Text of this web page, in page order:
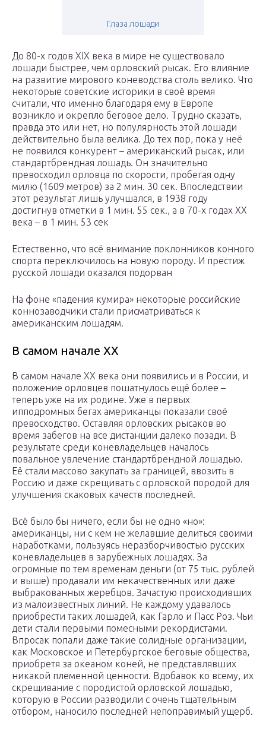
Глаза лошади
До 80-х годов XIX века в мире не существовало
лошади быстрее, чем орловский рысак. Его влияние
на развитие мирового коневодства столь велико. Что
некоторые советские историки в своё время
считали, что именно благодаря ему в Европе
возникло и окрепло беговое дело. Трудно сказать,
правда это или нет, но популярность этой лошади
действительно была велика. До тех пор, пока у неё
не появился конкурент – американский рысак, или
стандартбрендная лошадь. Он значительно
превосходил орловца по скорости, пробегая одну
милю (1609 метров) за 2 мин. 30 сек. Впоследствии
этот результат лишь улучшался, в 1938 году
достигнув отметки в 1 мин. 55 сек., а в 70-х годах ХХ
века – в 1 мин. 53 сек
Естественно, что всё внимание поклонников конного
спорта переключилось на новую породу. И престиж
русской лошади оказался подорван
На фоне «падения кумира» некоторые российские
коннозаводчики стали присматриваться к
американским лошадям.
В самом начале ХХ
В самом начале ХХ века они появились и в России, и
положение орловцев пошатнулось ещё более –
теперь уже на их родине. Уже в первых
ипподромных бегах американцы показали своё
превосходство. Оставляя орловских рысаков во
время забегов на все дистанции далеко позади. В
результате среди коневладельцев началось
повальное увлечение стандартбрендной лошадью.
Её стали массово закупать за границей, ввозить в
Россию и даже скрещивать с орловской породой для
улучшения скаковых качеств последней.
Всё было бы ничего, если бы не одно «но»:
американцы, ни с кем не желавшие делиться своими
наработками, пользуясь неразборчивостью русских
коневладельцев в зарубежных лошадях. За
огромные по тем временам деньги (от 75 тыс. рублей
и выше) продавали им некачественных или даже
выбракованных жеребцов. Зачастую происходивших
из малоизвестных линий. Не каждому удавалось
приобрести таких лошадей, как Гарло и Пасс Роз. Чьи
дети стали первыми помесными рекордистами.
Впросак попали даже такие солидные организации,
как Московское и Петербургское беговые общества,
приобретя за океаном коней, не представлявших
никакой племенной ценности. Вдобавок ко всему, их
скрещивание с породистой орловской лошадью,
которую в России разводили с очень тщательным
отбором, наносило последней непоправимый ущерб.